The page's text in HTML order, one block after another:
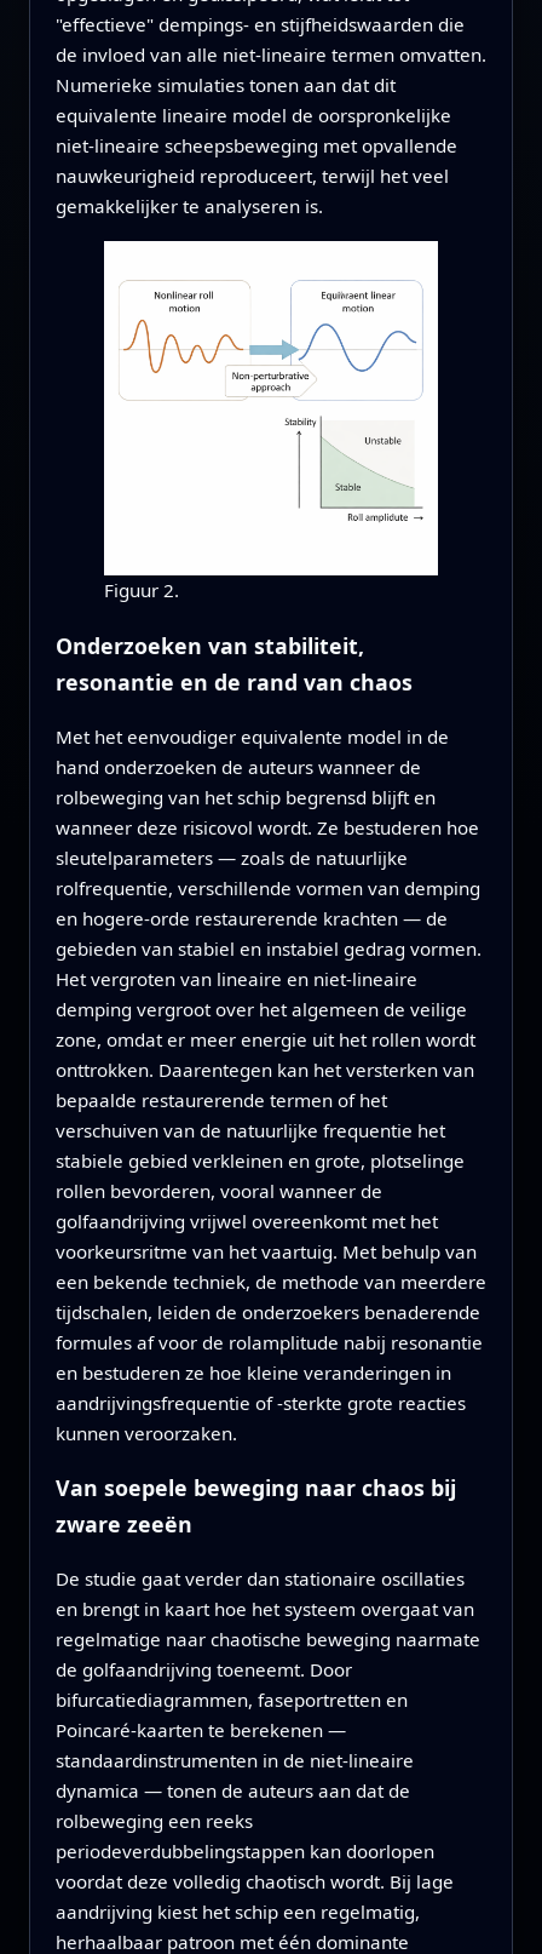
"effectieve" dempings- en stijfheidswaarden die
de invloed van alle niet-lineaire termen omvatten.
Numerieke simulaties tonen aan dat dit
equivalente lineaire model de oorspronkelijke
niet-lineaire scheepsbeweging met opvallende
nauwkeurigheid reproduceert, terwijl het veel
gemakkelijker te analyseren is.
Figuur 2.
Onderzoeken van stabiliteit,
resonantie en de rand van chaos
Met het eenvoudiger equivalente model in de
hand onderzoeken de auteurs wanneer de
rolbeweging van het schip begrensd blijft en
wanneer deze risicovol wordt. Ze bestuderen hoe
sleutelparameters — zoals de natuurlijke
rolfrequentie, verschillende vormen van demping
en hogere-orde restaurerende krachten — de
gebieden van stabiel en instabiel gedrag vormen.
Het vergroten van lineaire en niet-lineaire
demping vergroot over het algemeen de veilige
zone, omdat er meer energie uit het rollen wordt
onttrokken. Daarentegen kan het versterken van
bepaalde restaurerende termen of het
verschuiven van de natuurlijke frequentie het
stabiele gebied verkleinen en grote, plotselinge
rollen bevorderen, vooral wanneer de
golfaandrijving vrijwel overeenkomt met het
voorkeursritme van het vaartuig. Met behulp van
een bekende techniek, de methode van meerdere
tijdschalen, leiden de onderzoekers benaderende
formules af voor de rolamplitude nabij resonantie
en bestuderen ze hoe kleine veranderingen in
aandrijvingsfrequentie of -sterkte grote reacties
kunnen veroorzaken.
Van soepele beweging naar chaos bij
zware zeeën
De studie gaat verder dan stationaire oscillaties
en brengt in kaart hoe het systeem overgaat van
regelmatige naar chaotische beweging naarmate
de golfaandrijving toeneemt. Door
bifurcatiediagrammen, faseportretten en
Poincaré-kaarten te berekenen —
standaardinstrumenten in de niet-lineaire
dynamica — tonen de auteurs aan dat de
rolbeweging een reeks
periodeverdubbelingstappen kan doorlopen
voordat deze volledig chaotisch wordt. Bij lage
aandrijving kiest het schip een regelmatig,
herhaalbaar patroon met één dominante